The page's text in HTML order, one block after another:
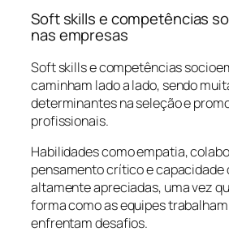
Soft skills e competências
nas empresas
Soft skills e competências
caminham lado a lado, sendo
determinantes na seleção e
profissionais.
Habilidades como empatia,
pensamento crítico e capacidade
altamente apreciadas, uma vez
forma como as equipes
enfrentam desafios.